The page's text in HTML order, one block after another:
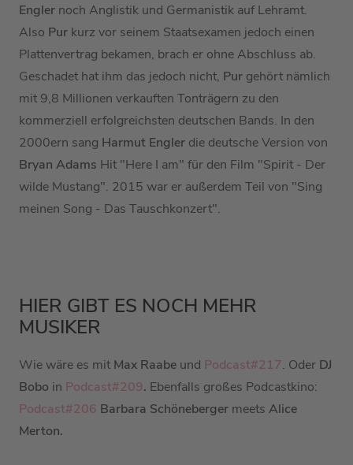
Engler noch Anglistik und Germanistik auf Lehramt.
Also Pur kurz vor seinem Staatsexamen jedoch einen
Plattenvertrag bekamen, brach er ohne Abschluss ab.
Geschadet hat ihm das jedoch nicht, Pur gehört nämlich
mit 9,8 Millionen verkauften Tonträgern zu den
kommerziell erfolgreichsten deutschen Bands. In den
2000ern sang Harmut Engler die deutsche Version von
Bryan Adams Hit "Here I am" für den Film "Spirit - Der
wilde Mustang". 2015 war er außerdem Teil von "Sing
meinen Song - Das Tauschkonzert".
HIER GIBT ES NOCH MEHR
MUSIKER
Wie wäre es mit Max Raabe und Podcast#217. Oder DJ
Bobo in Podcast#209. Ebenfalls großes Podcastkino:
Podcast#206 Barbara Schöneberger meets Alice
Merton.